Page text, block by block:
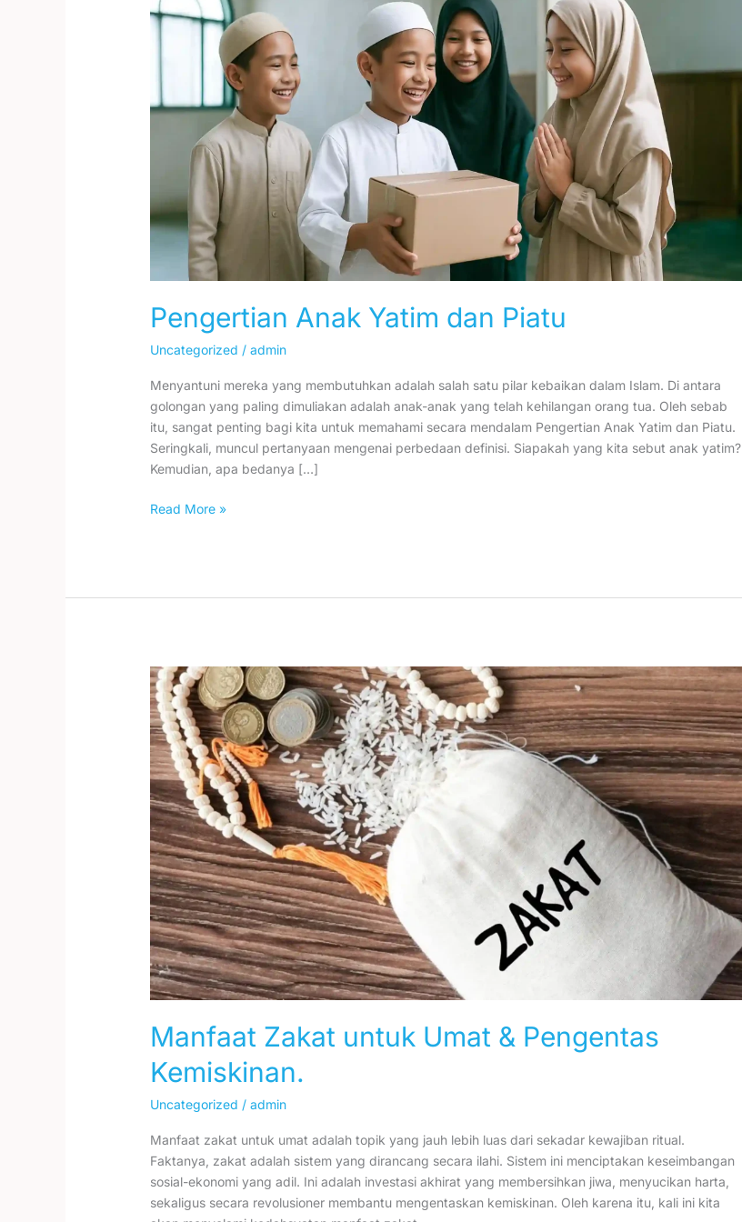
Pengertian Anak Yatim dan Piatu
Uncategorized /admin
Menyantuni mereka yang membutuhkan adalah salah satu pilar kebaikan dalam Islam. Di antara
golongan yang paling dimuliakan adalah anak-anak yang telah kehilangan orang tua. Oleh sebab
itu, sangat penting bagi kita untuk memahami secara mendalam Pengertian Anak Yatim dan Piatu.
Seringkali, muncul pertanyaan mengenai perbedaan definisi. Siapakah yang kita sebut anak yatim?
Kemudian, apa bedanya […]
dan
Read More »
Manfaat Zakat untuk Umat & Pengentas
Kemiskinan.
Uncategorized /admin
Manfaat zakat untuk umat adalah topik yang jauh lebih luas dari sekadar kewajiban ritual.
Faktanya, zakat adalah sistem yang dirancang secara ilahi. Sistem ini menciptakan keseimbangan
sosial-ekonomi yang adil. Ini adalah investasi akhirat yang membersihkan jiwa, menyucikan harta,
sekaligus secara revolusioner membantu mengentaskan kemiskinan. Oleh karena itu, kali ini kita
Manfaat
Zakat
untuk
Umat
&
Pengentas
Kemiskinan.